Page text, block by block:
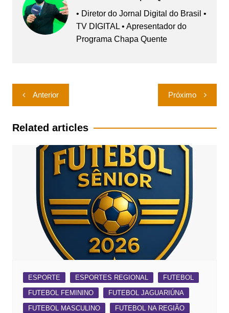
• Diretor do Jornal Digital do Brasil •
TV DIGITAL • Apresentador do
Programa Chapa Quente
Navegação
de
Post
Anterior Próximo
Related articles
ESPORTE ESPORTES REGIONAL
FUTEBOL
FUTEBOL FEMININO
FUTEBOL JAGUARIÚNA
FUTEBOL MASCULINO
FUTEBOL NA REGIÃO